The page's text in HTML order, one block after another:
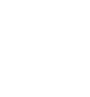
Qui no
només hi ha
fillets i filletes